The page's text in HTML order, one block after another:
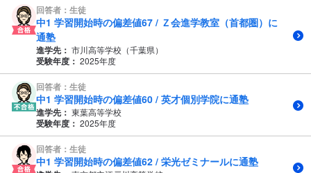
回答者：生徒
中1 学習開始時の偏差値67 / Ｚ会進学教室（首都圏）に
通塾
進学先： 市川高等学校（千葉県）
受験年度： 2025年度
回答者：生徒
中1 学習開始時の偏差値60 / 英才個別学院に通塾
進学先： 東葉高等学校
受験年度： 2025年度
回答者：生徒
中1 学習開始時の偏差値62 / 栄光ゼミナールに通塾